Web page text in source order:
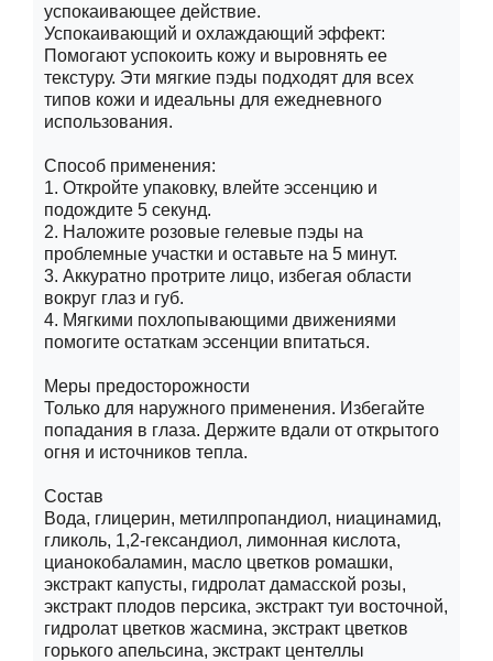
успокаивающее действие.
Успокаивающий и охлаждающий эффект:
Помогают успокоить кожу и выровнять ее
текстуру. Эти мягкие пэды подходят для всех
типов кожи и идеальны для ежедневного
использования.
Способ применения:
1. Откройте упаковку, влейте эссенцию и
подождите 5 секунд.
2. Наложите розовые гелевые пэды на
проблемные участки и оставьте на 5 минут.
3. Аккуратно протрите лицо, избегая области
вокруг глаз и губ.
4. Мягкими похлопывающими движениями
помогите остаткам эссенции впитаться.
Меры предосторожности
Только для наружного применения. Избегайте
попадания в глаза. Держите вдали от открытого
огня и источников тепла.
Состав
Вода, глицерин, метилпропандиол, ниацинамид,
гликоль, 1,2-гександиол, лимонная кислота,
цианокобаламин, масло цветков ромашки,
экстракт капусты, гидролат дамасской розы,
экстракт плодов персика, экстракт туи восточной,
гидролат цветков жасмина, экстракт цветков
горького апельсина, экстракт центеллы